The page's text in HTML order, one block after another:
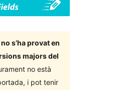
no s’ha provat en
majors del
no està
i pot tenir